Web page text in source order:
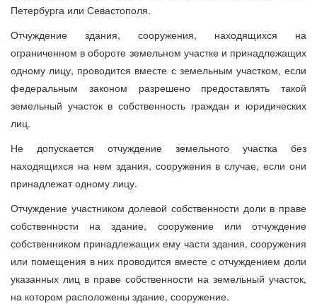
Петербурга или Севастополя.
Отчуждение здания, сооружения, находящихся на
ограниченном в обороте земельном участке и принадлежащих
одному лицу, проводится вместе с земельным участком, если
федеральным законом разрешено предоставлять такой
земельный участок в собственность граждан и юридических
лиц.
Не допускается отчуждение земельного участка без
находящихся на нем здания, сооружения в случае, если они
принадлежат одному лицу.
Отчуждение участником долевой собственности доли в праве
собственности на здание, сооружение или отчуждение
собственником принадлежащих ему части здания, сооружения
или помещения в них проводится вместе с отчуждением доли
указанных лиц в праве собственности на земельный участок,
на котором расположены здание, сооружение.